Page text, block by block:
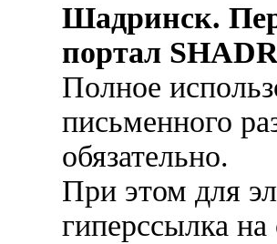
Шадринск.
портал
Полное
письменного
обязательно.
При этом для
гиперссылка на